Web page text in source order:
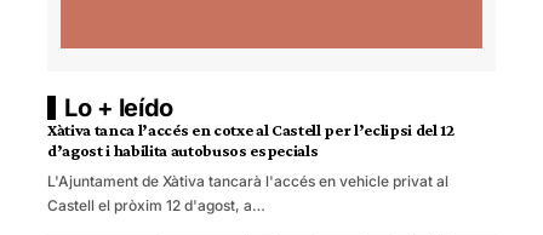
Lo + leído
Xàtiva tanca l’accés en cotxe al Castell per l’eclipsi del 12
d’agost i habilita autobusos especials
L'Ajuntament de Xàtiva tancarà l'accés en vehicle privat al
Castell el pròxim 12 d'agost, a…